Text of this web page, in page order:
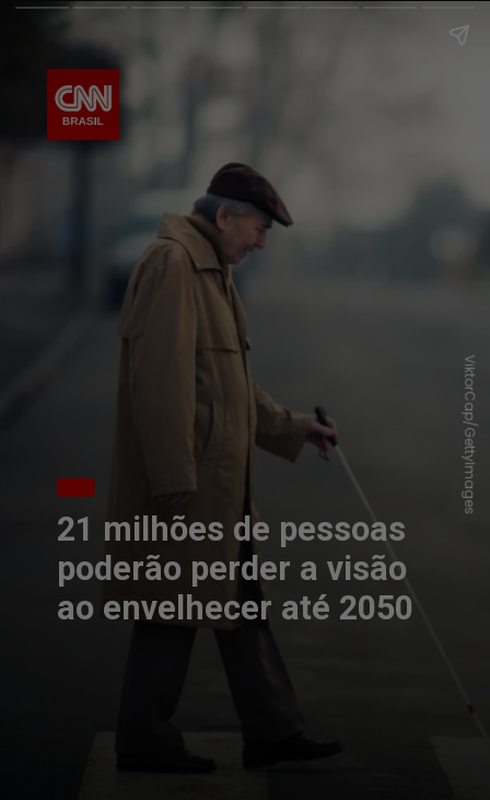
21 milhões de pessoas
poderão perder a visão
ao envelhecer até 2050
ViktorCap/GettyImages